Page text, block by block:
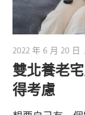
2022 年 6 月 20 日
雙北養老
得考慮